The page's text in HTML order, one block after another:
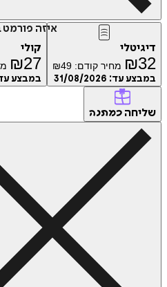
איזה
דיגיטלי
₪32 מחיר קודם: ₪49
במבצע עד: 31/08/2026
קולי
₪27
במבצע
שליחה כמתנה